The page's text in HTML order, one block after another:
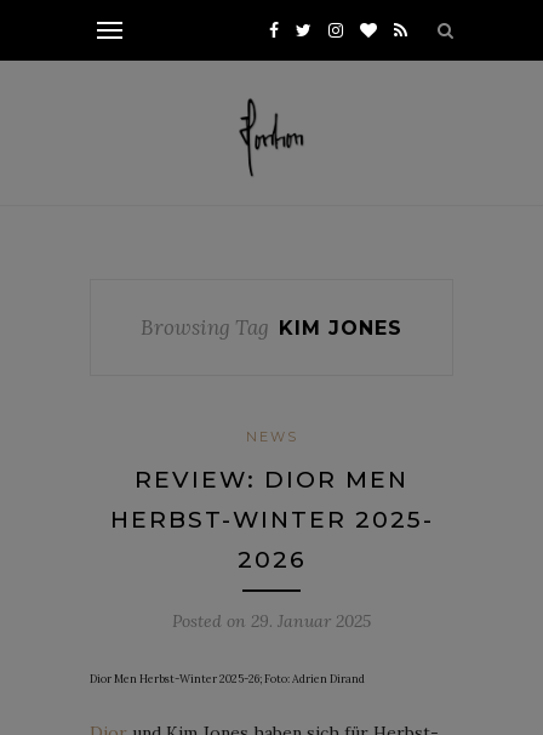
Browsing Tag KIM JONES
NEWS
REVIEW: DIOR MEN
HERBST-WINTER 2025-
2026
Posted on 29. Januar 2025
Dior Men Herbst-Winter 2025-26; Foto: Adrien Dirand